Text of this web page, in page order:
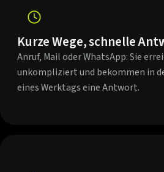
Kurze Wege, schnelle
Anruf, Mail oder WhatsApp: Sie
unkompliziert und bekommen in
eines Werktags eine Antwort.